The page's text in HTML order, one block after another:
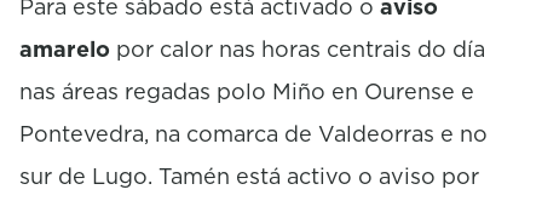
Para este sábado está activado o aviso
amarelo por calor nas horas centrais do día
nas áreas regadas polo Miño en Ourense e
Pontevedra, na comarca de Valdeorras e no
sur de Lugo. Tamén está activo o aviso por